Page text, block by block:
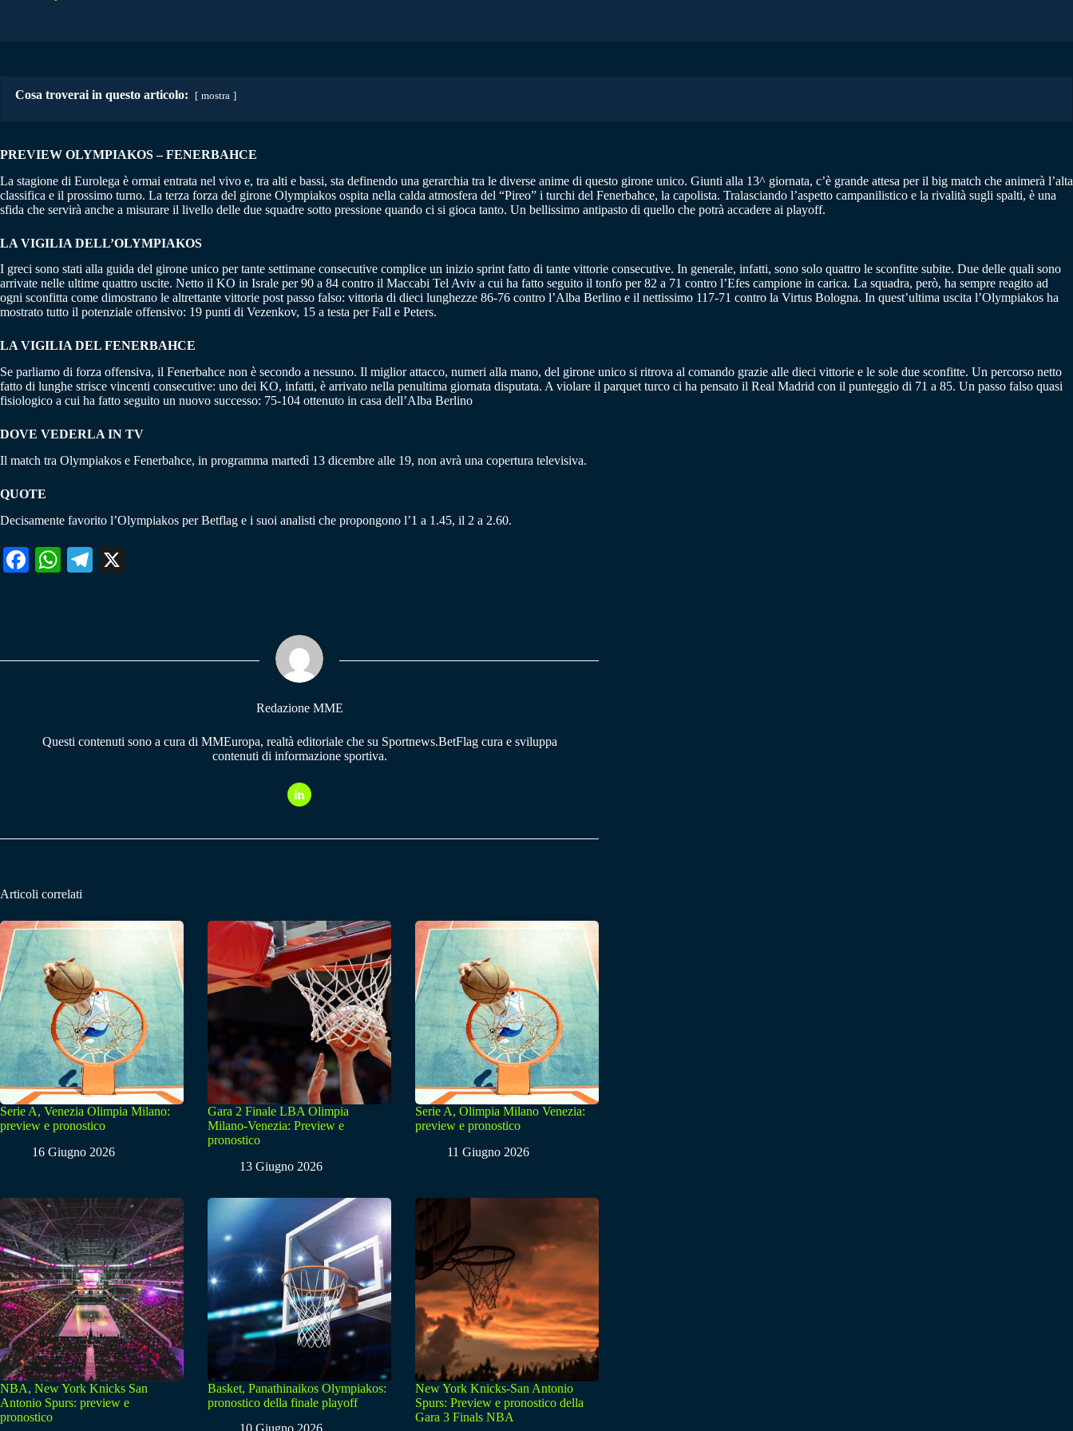
Cosa troverai in questo articolo: mostra
PREVIEW OLYMPIAKOS – FENERBAHCE
La stagione di Eurolega è ormai entrata nel vivo e, tra alti e bassi, sta definendo una gerarchia tra le diverse anime di questo girone unico. Giunti alla 13^ giornata, c’è grande attesa per il big match che animerà l’alta
classifica e il prossimo turno. La terza forza del girone Olympiakos ospita nella calda atmosfera del “Pireo” i turchi del Fenerbahce, la capolista. Tralasciando l’aspetto campanilistico e la rivalità sugli spalti, è una
sfida che servirà anche a misurare il livello delle due squadre sotto pressione quando ci si gioca tanto. Un bellissimo antipasto di quello che potrà accadere ai playoff.
LA VIGILIA DELL’OLYMPIAKOS
I greci sono stati alla guida del girone unico per tante settimane consecutive complice un inizio sprint fatto di tante vittorie consecutive. In generale, infatti, sono solo quattro le sconfitte subite. Due delle quali sono
arrivate nelle ultime quattro uscite. Netto il KO in Israle per 90 a 84 contro il Maccabi Tel Aviv a cui ha fatto seguito il tonfo per 82 a 71 contro l’Efes campione in carica. La squadra, però, ha sempre reagito ad
ogni sconfitta come dimostrano le altrettante vittorie post passo falso: vittoria di dieci lunghezze 86-76 contro l’Alba Berlino e il nettissimo 117-71 contro la Virtus Bologna. In quest’ultima uscita l’Olympiakos ha
mostrato tutto il potenziale offensivo: 19 punti di Vezenkov, 15 a testa per Fall e Peters.
LA VIGILIA DEL FENERBAHCE
Se parliamo di forza offensiva, il Fenerbahce non è secondo a nessuno. Il miglior attacco, numeri alla mano, del girone unico si ritrova al comando grazie alle dieci vittorie e le sole due sconfitte. Un percorso netto
fatto di lunghe strisce vincenti consecutive: uno dei KO, infatti, è arrivato nella penultima giornata disputata. A violare il parquet turco ci ha pensato il Real Madrid con il punteggio di 71 a 85. Un passo falso quasi
fisiologico a cui ha fatto seguito un nuovo successo: 75-104 ottenuto in casa dell’Alba Berlino
DOVE VEDERLA IN TV
Il match tra Olympiakos e Fenerbahce, in programma martedì 13 dicembre alle 19, non avrà una copertura televisiva.
QUOTE
Decisamente favorito l’Olympiakos per Betflag e i suoi analisti che propongono l’1 a 1.45, il 2 a 2.60.
Fa W
pp
Te
m
Redazione MME
Questi contenuti sono a cura di MMEuropa, realtà editoriale che su Sportnews.BetFlag cura e sviluppa
contenuti di informazione sportiva.
Articoli correlati
Serie A, Venezia Olimpia Milano:
preview e pronostico
16 Giugno 2026
Gara 2 Finale LBA Olimpia
Milano-Venezia: Preview e
pronostico
13 Giugno 2026
Serie A, Olimpia Milano Venezia:
preview e pronostico
11 Giugno 2026
NBA, New York Knicks San
Antonio Spurs: preview e
pronostico
Basket, Panathinaikos Olympiakos:
pronostico della finale playoff
New York Knicks-San Antonio
Spurs: Preview e pronostico della
Gara 3 Finals NBA